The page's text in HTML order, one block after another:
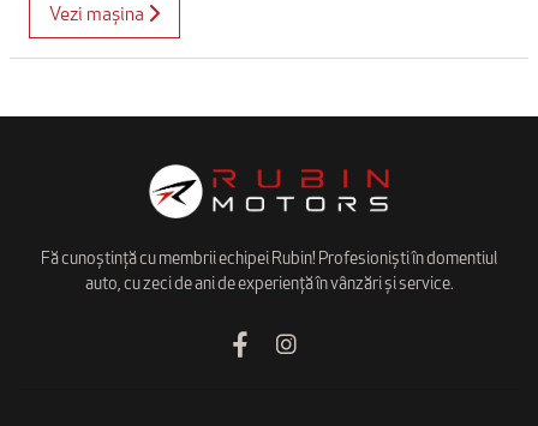
Vezi mașina
Fă cunoștință cu membrii echipei Rubin! Profesioniști în domentiul
auto, cu zeci de ani de experiență în vânzări și service.